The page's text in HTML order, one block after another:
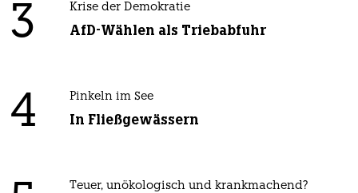
3 Krise der Demokratie
AfD-Wählen als Triebabfuhr
4 Pinkeln im See
In Fließgewässern
Teuer, unökologisch und krankmachend?